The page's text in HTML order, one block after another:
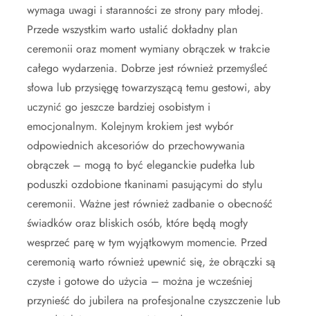
wymaga uwagi i staranności ze strony pary młodej.
Przede wszystkim warto ustalić dokładny plan
ceremonii oraz moment wymiany obrączek w trakcie
całego wydarzenia. Dobrze jest również przemyśleć
słowa lub przysięgę towarzyszącą temu gestowi, aby
uczynić go jeszcze bardziej osobistym i
emocjonalnym. Kolejnym krokiem jest wybór
odpowiednich akcesoriów do przechowywania
obrączek – mogą to być eleganckie pudełka lub
poduszki ozdobione tkaninami pasującymi do stylu
ceremonii. Ważne jest również zadbanie o obecność
świadków oraz bliskich osób, które będą mogły
wesprzeć parę w tym wyjątkowym momencie. Przed
ceremonią warto również upewnić się, że obrączki są
czyste i gotowe do użycia – można je wcześniej
przynieść do jubilera na profesjonalne czyszczenie lub